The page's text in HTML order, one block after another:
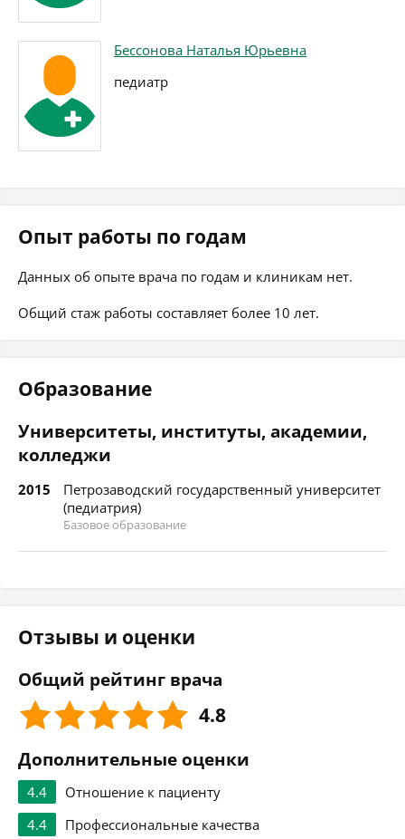
Бессонова Наталья Юрьевна
педиатр
Опыт работы по годам
Данных об опыте врача по годам и клиникам нет.
Общий стаж работы составляет более 10 лет.
Образование
Университеты, институты, академии,
колледжи
2015
Петрозаводский государственный университет
(педиатрия)
Базовое образование
Отзывы и оценки
Общий рейтинг врача
4.8
Дополнительные оценки
4.4
Отношение к пациенту
4.4
Профессиональные качества